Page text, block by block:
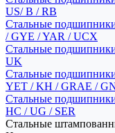
US/ B / RB
Стальные
/ GYE / YAR / UCX
Стальные подшипники
UK
Стальные
YET / KH / GRAE /
Стальные
HC / UG / SER
Стальные